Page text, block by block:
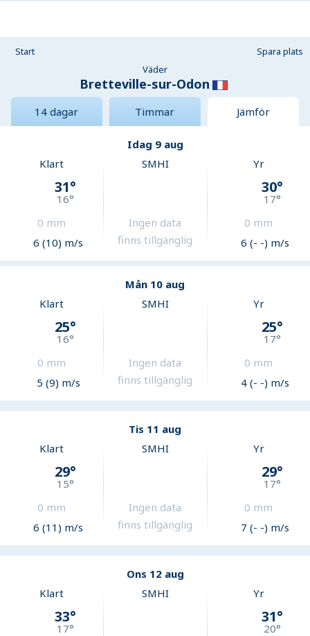
Start
Spara plats
Väder
Bretteville-sur-Odon
14 dagar Timmar Jämför
Idag 9 aug
Klart
31°
16°
0 mm
6 (10) m/s
SMHI
Ingen data
finns tillgänglig
Yr
30°
17°
0 mm
6 (- -) m/s
Mån 10 aug
Klart
25°
16°
0 mm
5 (9) m/s
SMHI
Ingen data
finns tillgänglig
Yr
25°
17°
0 mm
4 (- -) m/s
Tis 11 aug
Klart
29°
15°
0 mm
6 (11) m/s
SMHI
Ingen data
finns tillgänglig
Yr
29°
17°
0 mm
7 (- -) m/s
Ons 12 aug
Klart
33°
17°
SMHI Yr
31°
20°